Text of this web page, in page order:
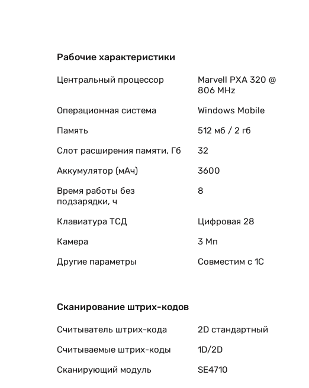
Рабочие характеристики
Центральный процессор
Marvell PXA 320 @
806 MHz
Операционная система
Windows Mobile
Память
512 мб / 2 гб
Слот расширения памяти, Гб
32
Аккумулятор (мАч)
3600
Время работы без
подзарядки, ч
8
Клавиатура ТСД
Цифровая 28
Камера
3 Мп
Другие параметры
Совместим с 1С
Сканирование штрих-кодов
Считыватель штрих-кода
2D стандартный
Считываемые штрих-коды
1D/2D
Сканирующий модуль
SE4710